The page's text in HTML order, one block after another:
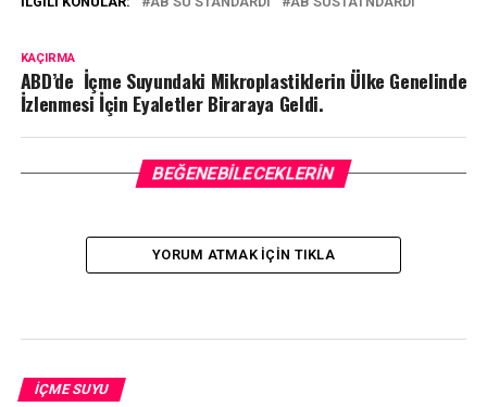
KAÇIRMA
ABD’de İçme Suyundaki Mikroplastiklerin Ülke Genelinde
İzlenmesi İçin Eyaletler Biraraya Geldi.
BEĞENEBILECEKLERIN
YORUM ATMAK IÇIN TIKLA
İÇME SUYU